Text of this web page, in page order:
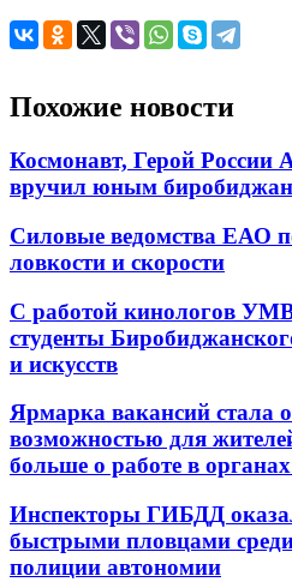
Похожие новости
Космонавт, Герой России
вручил юным
Силовые ведомства ЕАО
ловкости и скорости
С работой кинологов
студенты
и искусств
Ярмарка вакансий стала
возможностью для
больше о работе в
Инспекторы ГИБДД
быстрыми пловцами
полиции автономии